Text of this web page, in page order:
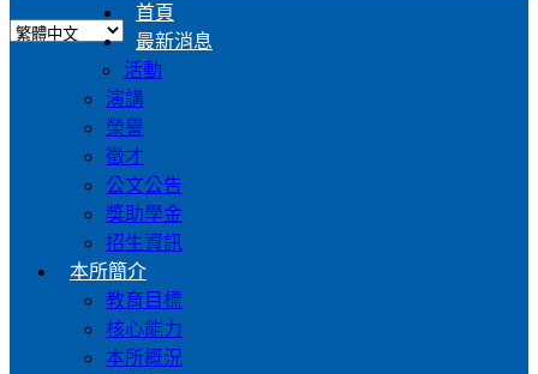
首頁
最新消息
活動
演講
榮譽
徵才
公文公告
獎助學金
招生資訊
本所簡介
教育目標
核心能力
本所概況